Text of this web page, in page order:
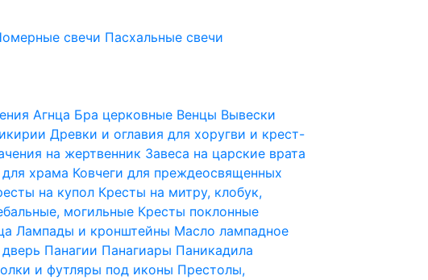
свечи Пасхальные свечи
Агнца Бра церковные Венцы Вывески
Древки и оглавия для хоругви и крест-
на жертвенник Завеса на царские врата
храма Ковчеги для преждеосвященных
на купол Кресты на митру, клобук,
могильные Кресты поклонные
Лампады и кронштейны Масло лампадное
Панагии Панагиары Паникадила
и футляры под иконы Престолы,